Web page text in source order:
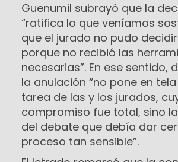
Guenumil subrayó que la
“ratifica lo que veníamos
que el jurado no pudo
porque no recibió las
necesarias”. En ese sentido,
la anulación “no pone en
tarea de las y los jurados,
compromiso fue total, sino
del debate que debía dar
proceso tan sensible”.